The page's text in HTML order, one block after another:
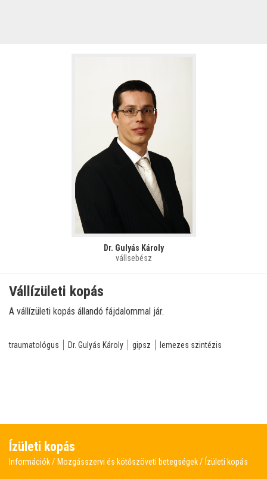
Dr. Gulyás Károly
vállsebész
Vállízületi kopás
A vállízületi kopás állandó fájdalommal jár.
traumatológus Dr. Gulyás Károly gipsz lemezes szintézis
Ízületi kopás
Információk Mozgásszervi és kötőszöveti betegségek Ízületi kopás